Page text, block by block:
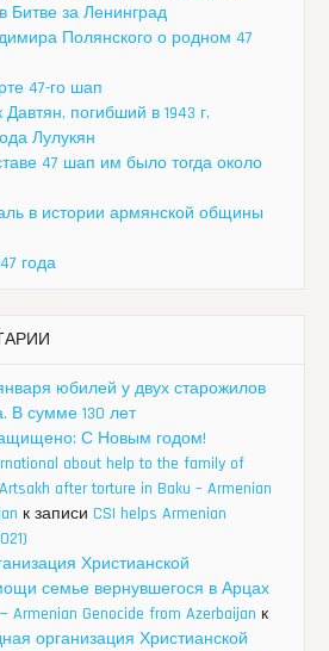
Битве за Ленинград
Полянского о родном 47
47-го шап
погибший в 1943 г.
Лулукян
47 шап им было тогда около
в истории армянской общины
года
юбилей у двух старожилов
В сумме 130 лет
С Новым годом!
about help to the family of
after torture in Baku – Armenian
к записи CSI helps Armenian
Христианской
семье вернувшегося в Арцах
Genocide from Azerbaijan к
организация Христианской